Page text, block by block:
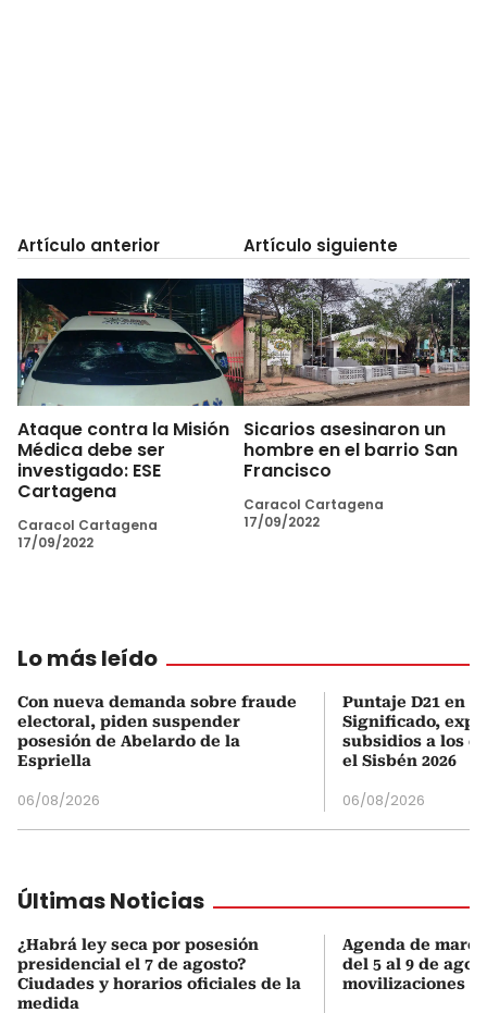
Artículo anterior
Ataque contra la Misión
Médica debe ser
investigado: ESE
Cartagena
Caracol Cartagena
17/09/2022
Artículo siguiente
Sicarios asesinaron un
hombre en el barrio San
Francisco
Caracol Cartagena
17/09/2022
Lo más leído
Con nueva demanda sobre fraude
electoral, piden suspender
posesión de Abelardo de la
Espriella
06/08/2026
Puntaje D21 en
Significado,
subsidios a los
el Sisbén 2026
06/08/2026
Últimas Noticias
¿Habrá ley seca por posesión
presidencial el 7 de agosto?
Ciudades y horarios oficiales de la
medida
Agenda de
del 5 al 9 de
movilizaciones y